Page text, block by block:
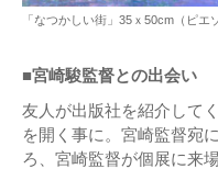
「なつかしい街」35ｘ50cm（ピエ
■宮崎駿監督との出会い
友人が出版社を紹介して
を開く事に。宮崎監督宛
ろ、宮崎監督が個展に来